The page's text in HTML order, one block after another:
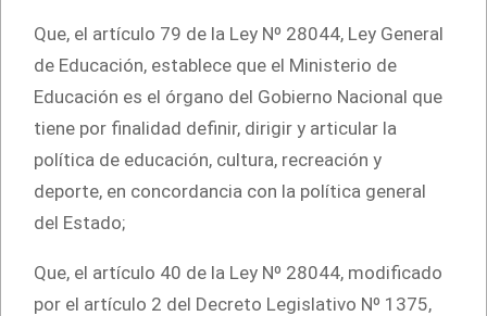
Que, el artículo 79 de la Ley Nº 28044, Ley General
de Educación, establece que el Ministerio de
Educación es el órgano del Gobierno Nacional que
tiene por finalidad definir, dirigir y articular la
política de educación, cultura, recreación y
deporte, en concordancia con la política general
del Estado;
Que, el artículo 40 de la Ley Nº 28044, modificado
por el artículo 2 del Decreto Legislativo Nº 1375,